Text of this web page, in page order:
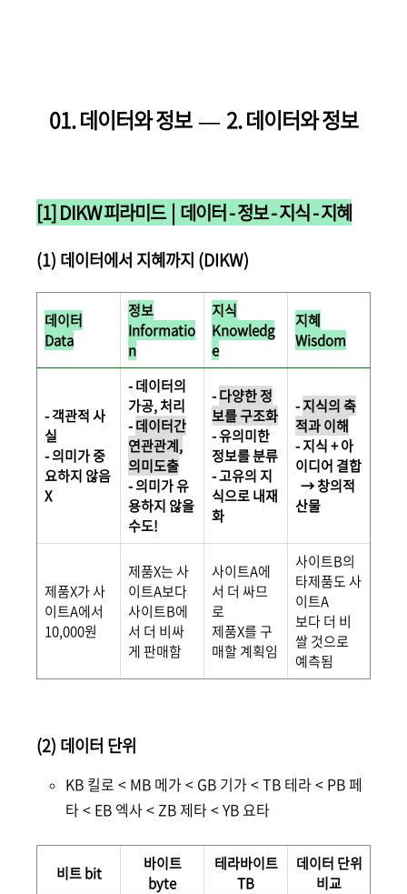
01. 데이터와 정보 — 2. 데이터와 정보
[1] DIKW 피라미드 | 데이터 - 정보 - 지식 - 지혜
(1) 데이터에서 지혜까지 (DIKW)
데이터
Data
정보
Informatio
n
지식
Knowledg
e
지혜
Wisdom
- 객관적 사
실
- 의미가 중
요하지 않음
X
- 데이터의
가공, 처리
-데이터간
연관관계,
의미도출
- 의미가 유
용하지 않을
수도!
-다양한 정
보를 구조화
- 유의미한
정보를 분류
- 고유의 지
식으로 내재
화
-지식의 축
적과 이해
- 지식 + 아
이디어 결합
→ 창의적
산물
제품X가 사
이트A에서
10,000원
제품X는 사
이트A보다
사이트B에
서 더 비싸
게 판매함
사이트A에
서 더 싸므
로
제품X를 구
매할 계획임
사이트B의
타제품도 사
이트A
보다 더 비
쌀 것으로
예측됨
(2) 데이터 단위
KB 킬로 < MB 메가 < GB 기가 < TB 테라 < PB 페
타 < EB 엑사 < ZB 제타 < YB 요타
비트 bit
바이트
byte
테라바이트
TB
데이터 단위
비교